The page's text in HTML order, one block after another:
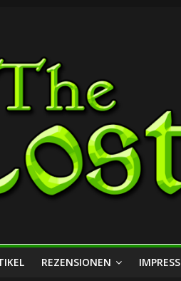
REZENSIONEN